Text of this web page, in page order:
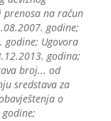
na račun
godine;
godine; Ugovora
godina;
broj... od
sredstava za
o